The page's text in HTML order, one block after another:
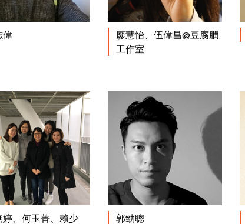
偉 閱讀更多
廖慧怡、伍偉昌@豆腐膶
工作室
閱讀更多
婷、何玉菁、賴少
郭勁聰